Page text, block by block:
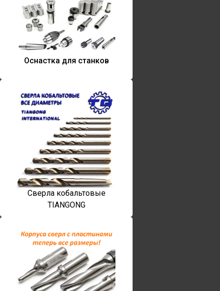
Оснастка для станков
Сверла кобальтовые
TIANGONG